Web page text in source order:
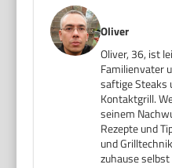
Oliver
Oliver, 36, ist
Familienvater
saftige Steaks
Kontaktgrill.
seinem
Rezepte und
und
zuhause